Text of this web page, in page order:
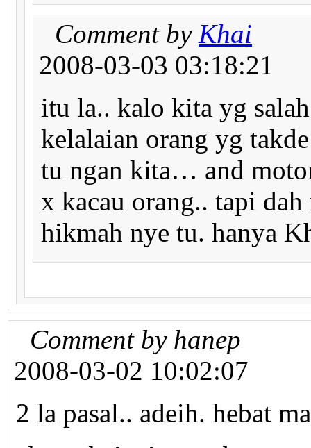
Comment by Khai
2008-03-03 03:18:21
itu la.. kalo kita yg
kelalaian orang yg
tu ngan kita… and
x kacau orang.. tapi
hikmah nye tu. hanya
Comment by hanep
2008-03-02 10:02:07
2 la pasal.. adeih. hebat